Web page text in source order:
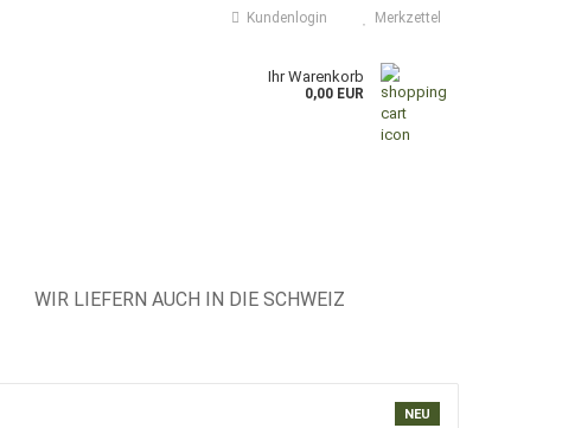
Kundenlogin Merkzettel
Ihr Warenkorb
0,00 EUR
WIR LIEFERN AUCH IN DIE SCHWEIZ
NEU